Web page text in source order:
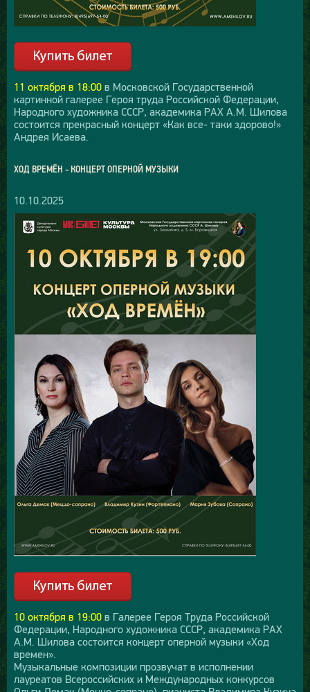
11 октября в 18:00 в Московской Государственной
картинной галерее Героя труда Российской Федерации,
Народного художника СССР, академика РАХ А.М. Шилова
состоится прекрасный концерт «Как все- таки здорово!»
Андрея Исаева.
ХОД ВРЕМЁН - КОНЦЕРТ ОПЕРНОЙ МУЗЫКИ
10.10.2025
10 октября в 19:00 в Галерее Героя Труда Российской
Федерации, Народного художника СССР, академика РАХ
А.М. Шилова состоится концерт оперной музыки «Ход
времен».
Музыкальные композиции прозвучат в исполнении
лауреатов Всероссийских и Международных конкурсов